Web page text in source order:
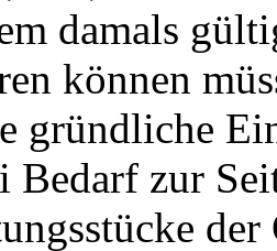
damals
können
gründliche
Bedarf zur